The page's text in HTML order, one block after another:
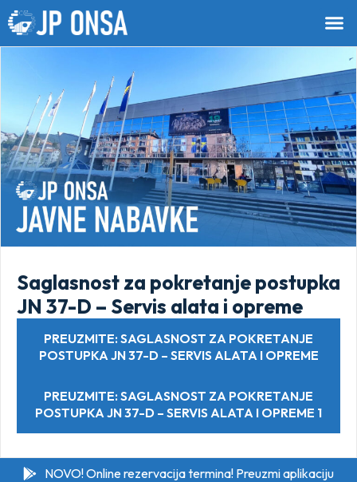
Saglasnost za pokretanje postupka
JN 37-D – Servis alata i opreme
PREUZMITE: SAGLASNOST ZA POKRETANJE
POSTUPKA JN 37-D – SERVIS ALATA I OPREME
PREUZMITE: SAGLASNOST ZA POKRETANJE
POSTUPKA JN 37-D – SERVIS ALATA I OPREME 1
NOVO! Online rezervacija termina! Preuzmi aplikaciju